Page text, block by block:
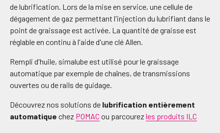
de lubrification. Lors de la mise en service, une cellule de
dégagement de gaz permettant l'injection du lubrifiant dans le
point de graissage est activée. La quantité de graisse est
réglable en continu à l'aide d'une clé Allen.
Rempli d'huile, simalube est utilisé pour le graissage
automatique par exemple de chaînes, de transmissions
ouvertes ou de rails de guidage.
Découvrez nos solutions de lubrification entièrement
automatique chez POMAC ou parcourez les produits ILC